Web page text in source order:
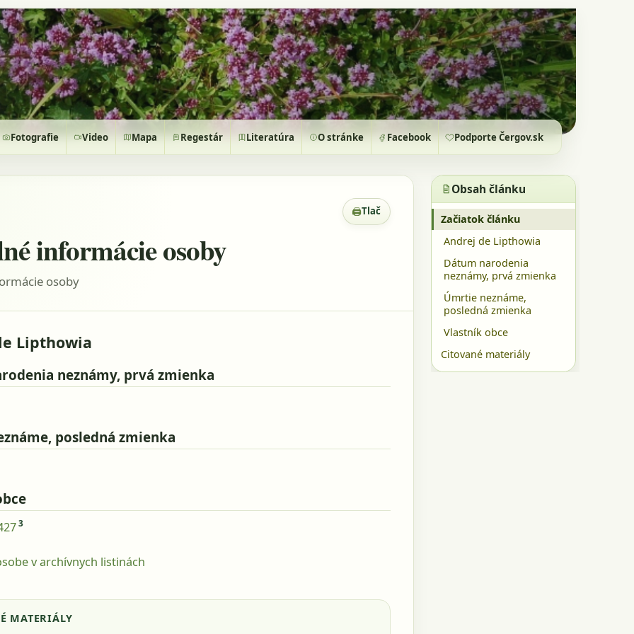
Fotografie Video Mapa Regestár Literatúra O stránke Facebook Podporte Čergov.sk
🖨Tlač
Zobrazenie pre tlač
informácie osoby
osoby
Lipthowia
neznámy, prvá zmienka
posledná zmienka
3
v archívnych listinách
MATERIÁLY
Obsah článku
Začiatok článku
Andrej de Lipthowia
Dátum narodenia
neznámy, prvá zmienka
Úmrtie neznáme,
posledná zmienka
Vlastník obce
Citované materiály